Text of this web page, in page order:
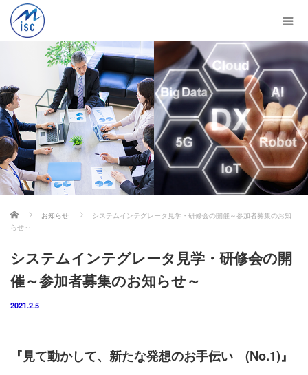
ホーム お知らせ
システムインテグレータ見学・研修会の開催～参加者募集のお知
らせ～
システムインテグレータ見学・研修会の開
催～参加者募集のお知らせ～
2021.2.5
『見て動かして、新たな発想のお手伝い (No.1)』